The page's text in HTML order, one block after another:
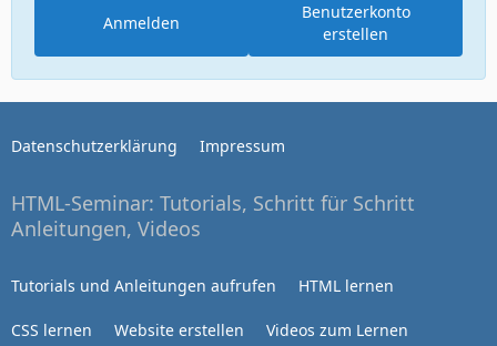
Benutzerkonto
erstellen
Anmelden
Datenschutzerklärung Impressum
HTML-Seminar: Tutorials, Schritt für Schritt
Anleitungen, Videos
Tutorials und Anleitungen aufrufen HTML lernen
CSS lernen Website erstellen Videos zum Lernen